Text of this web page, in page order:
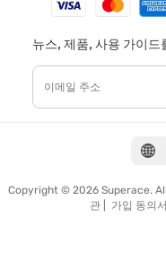
뉴스, 제품, 사용 가이드
Copyright © 2026 Superace.
관| 가입 동의서